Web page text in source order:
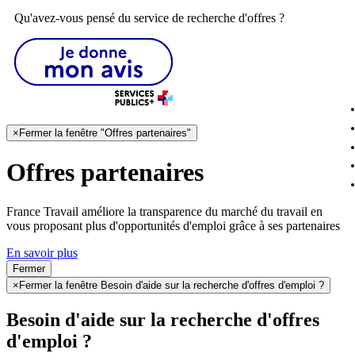
Qu'avez-vous pensé du service de recherche d'offres ?
× Fermer la fenêtre "Offres partenaires"
Offres partenaires
France Travail améliore la transparence du marché du travail en
vous proposant plus d'opportunités d'emploi grâce à ses partenaires
En savoir plus
Fermer
× Fermer la fenêtre Besoin d'aide sur la recherche d'offres d'emploi ?
Besoin d'aide sur la recherche d'offres
d'emploi ?